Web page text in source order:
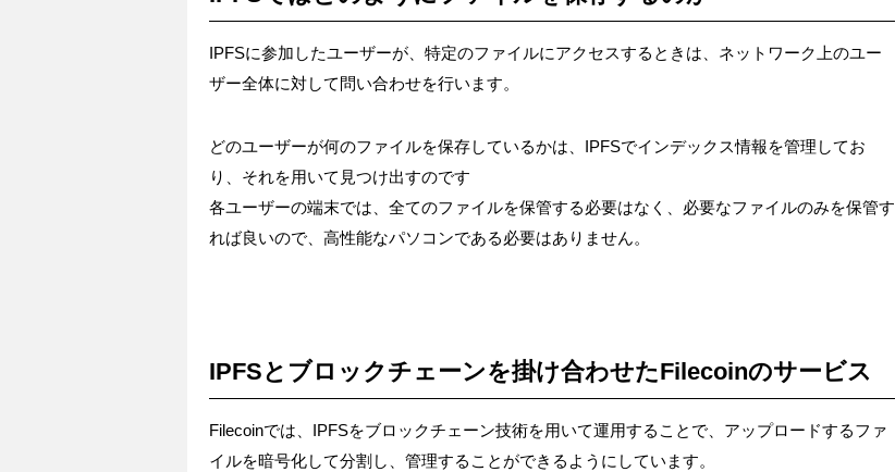
IPFSに参加したユーザーが、特定のファイルにアクセスするときは、ネットワーク上のユー
ザー全体に対して問い合わせを行います。
どのユーザーが何のファイルを保存しているかは、IPFSでインデックス情報を管理してお
り、それを用いて見つけ出すのです
各ユーザーの端末では、全てのファイルを保管する必要はなく、必要なファイルのみを保管す
れば良いので、高性能なパソコンである必要はありません。
IPFSとブロックチェーンを掛け合わせたFilecoinのサービス
Filecoinでは、IPFSをブロックチェーン技術を用いて運用することで、アップロードするファ
イルを暗号化して分割し、管理することができるようにしています。